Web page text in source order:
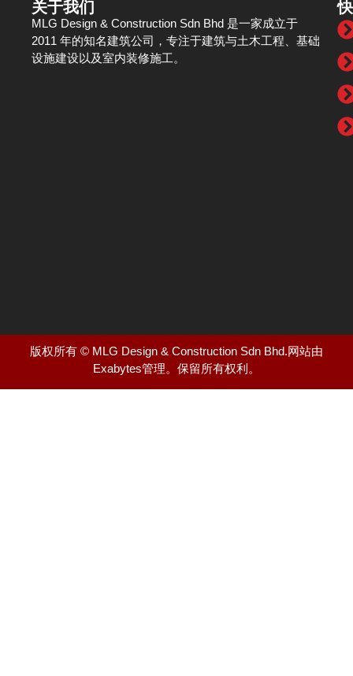
关于我们
MLG Design & Construction Sdn Bhd 是一家成立于
2011 年的知名建筑公司，专注于建筑与土木工程、基础
设施建设以及室内装修施工。
版权所有 © MLG Design & Construction Sdn Bhd.网站由
Exabytes管理。 保留所有权利。